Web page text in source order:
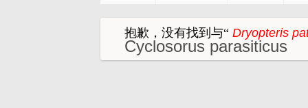
抱歉，没有找到与“Dryopteris
Cyclosorus parasiticus